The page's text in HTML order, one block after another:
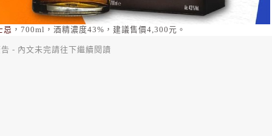
忌 ，700ml，酒精濃度43%，建議售價4,300元。
- 內文未完請往下繼續閱讀